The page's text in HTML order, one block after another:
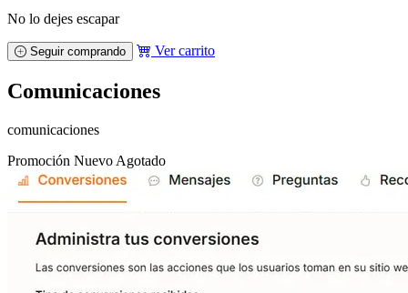
No lo dejes escapar
Seguir comprando Ver carrito
Comunicaciones
comunicaciones
Promoción Nuevo Agotado